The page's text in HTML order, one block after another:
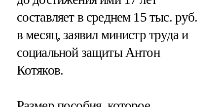
составляет в среднем 15 тыс. руб.
в месяц, заявил министр труда и
социальной защиты Антон
Котяков.